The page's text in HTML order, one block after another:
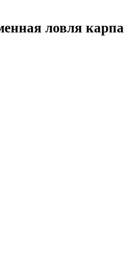
ловля карпа